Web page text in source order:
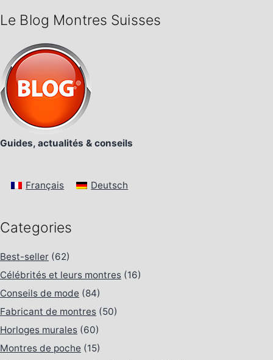
Le Blog Montres Suisses
Guides, actualités & conseils
Français Deutsch
Categories
Best-seller (62)
Célébrités et leurs montres (16)
Conseils de mode (84)
Fabricant de montres (50)
Horloges murales (60)
Montres de poche (15)